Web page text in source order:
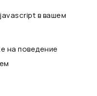
в вашем
на поведение